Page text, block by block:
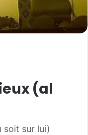
(al
soit sur lui)